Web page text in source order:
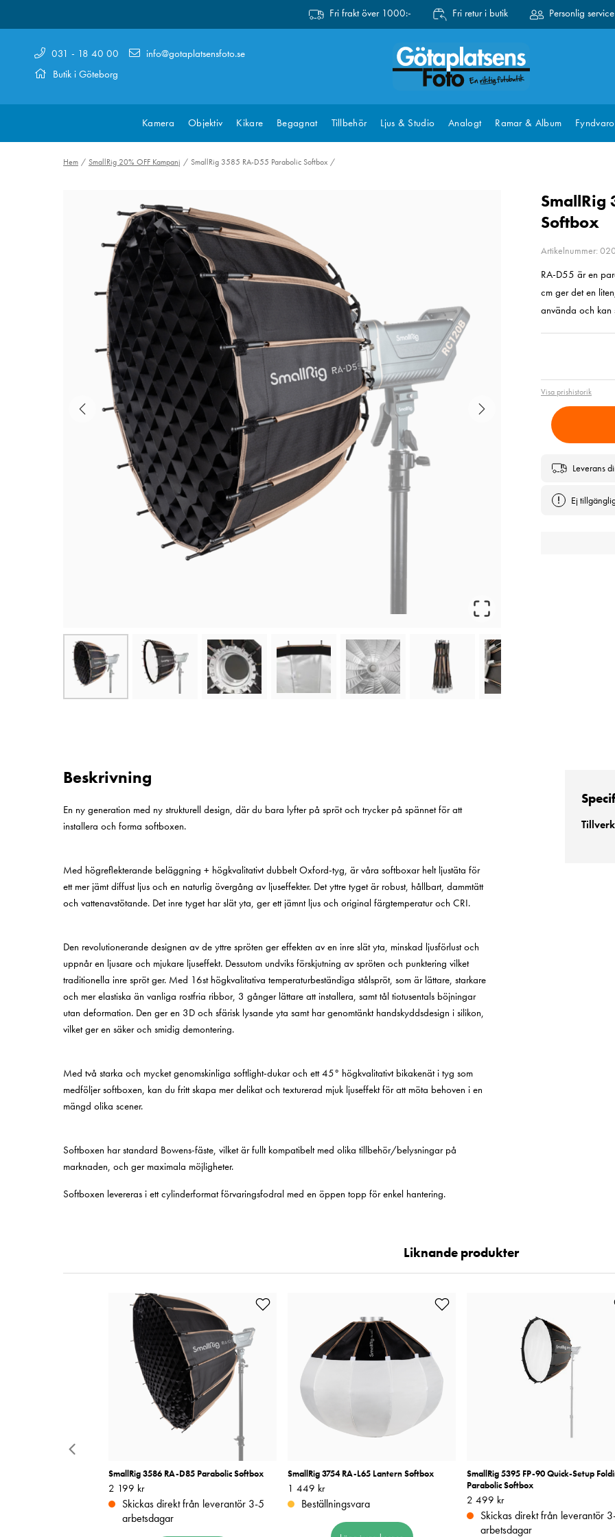
Fri frakt över 1000:- Fri retur i butik Personlig service
031 - 18 40 00
Butik i Göteborg
info@gotaplatsensfoto.se
Kamera Objektiv Kikare Begagnat Tillbehör Ljus & Studio Analogt Ramar & Album
Hem SmallRig 20% OFF Kampanj SmallRig 3585 RA-D55 Parabolic Softbox
SmallRig
Softbox
Artikelnummer:
RA-D55 är en
cm ger det en
använda och kan
Visa prishistorik
Leverans
Ej
Beskrivning
En ny generation med ny strukturell design, där du bara lyfter på spröt och trycker på spännet för att
installera och forma softboxen.
Med högreflekterande beläggning + högkvalitativt dubbelt Oxford-tyg, är våra softboxar helt ljustäta för
ett mer jämt diffust ljus och en naturlig övergång av ljuseffekter. Det yttre tyget är robust, hållbart, dammtätt
och vattenavstötande. Det inre tyget har slät yta, ger ett jämnt ljus och original färgtemperatur och CRI.
Den revolutionerande designen av de yttre spröten ger effekten av en inre slät yta, minskad ljusförlust och
uppnår en ljusare och mjukare ljuseffekt. Dessutom undviks förskjutning av spröten och punktering vilket
traditionella inre spröt ger. Med 16st högkvalitativa temperaturbeständiga stålspröt, som är lättare, starkare
och mer elastiska än vanliga rostfria ribbor, 3 gånger lättare att installera, samt tål tiotusentals böjningar
utan deformation. Den ger en 3D och sfärisk lysande yta samt har genomtänkt handskyddsdesign i silikon,
vilket ger en säker och smidig demontering.
Med två starka och mycket genomskinliga softlight-dukar och ett 45° högkvalitativt bikakenät i tyg som
medföljer softboxen, kan du fritt skapa mer delikat och texturerad mjuk ljuseffekt för att möta behoven i en
mängd olika scener.
Softboxen har standard Bowens-fäste, vilket är fullt kompatibelt med olika tillbehör/belysningar på
marknaden, och ger maximala möjligheter.
Softboxen levereras i ett cylinderformat förvaringsfodral med en öppen topp för enkel hantering.
Liknande produkter
SmallRig 3586 RA-D85 Parabolic Softbox
Pris:2 199 kr
2 199 kr
Skickas direkt från leverantör 3-5
arbetsdagar
SmallRig 3754 RA-L65 Lantern Softbox
Pris:1 449 kr
1 449 kr
Beställningsvara
SmallRig 5395 FP-90 Quick-Setup
Parabolic Softbox
Pris:2 499 kr
2 499 kr
Skickas direkt från leverantör
arbetsdagar